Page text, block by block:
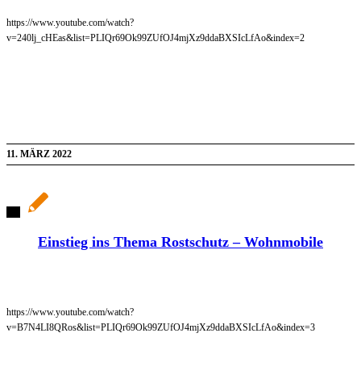
https://www.youtube.com/watch?
v=240lj_cHEas&list=PLIQr69Ok99ZUfOJ4mjXz9ddaBXSIcLfAo&index=2
11. MÄRZ 2022
Einstieg ins Thema Rostschutz – Wohnmobile
https://www.youtube.com/watch?
v=B7N4LI8QRos&list=PLIQr69Ok99ZUfOJ4mjXz9ddaBXSIcLfAo&index=3